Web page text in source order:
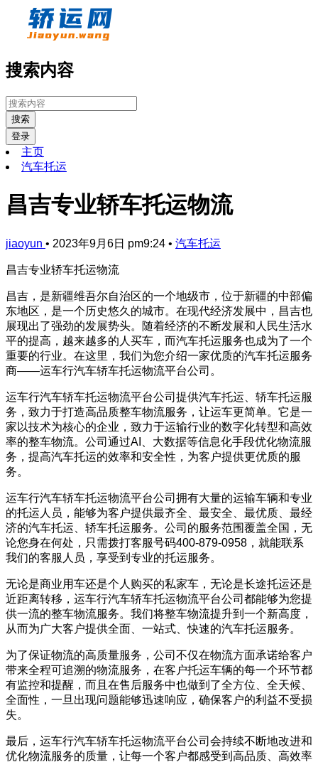
搜索内容
搜索
登录
主页
汽车托运
昌吉专业轿车托运物流
jiaoyun • 2023年9月6日 pm9:24 • 汽车托运
昌吉专业轿车托运物流
昌吉，是新疆维吾尔自治区的一个地级市，位于新疆的中部偏
东地区，是一个历史悠久的城市。在现代经济发展中，昌吉也
展现出了强劲的发展势头。随着经济的不断发展和人民生活水
平的提高，越来越多的人买车，而汽车托运服务也成为了一个
重要的行业。在这里，我们为您介绍一家优质的汽车托运服务
商——运车行汽车轿车托运物流平台公司。
运车行汽车轿车托运物流平台公司提供汽车托运、轿车托运服
务，致力于打造高品质整车物流服务，让运车更简单。它是一
家以技术为核心的企业，致力于运输行业的数字化转型和高效
率的整车物流。公司通过AI、大数据等信息化手段优化物流服
务，提高汽车托运的效率和安全性，为客户提供更优质的服
务。
运车行汽车轿车托运物流平台公司拥有大量的运输车辆和专业
的托运人员，能够为客户提供最齐全、最安全、最优质、最经
济的汽车托运、轿车托运服务。公司的服务范围覆盖全国，无
论您身在何处，只需拨打客服号码400-879-0958，就能联系
我们的客服人员，享受到专业的托运服务。
无论是商业用车还是个人购买的私家车，无论是长途托运还是
近距离转移，运车行汽车轿车托运物流平台公司都能够为您提
供一流的整车物流服务。我们将整车物流提升到一个新高度，
从而为广大客户提供全面、一站式、快速的汽车托运服务。
为了保证物流的高质量服务，公司不仅在物流方面承诺给客户
带来全程可追溯的物流服务，在客户托运车辆的每一个环节都
有监控和提醒，而且在售后服务中也做到了全方位、全天候、
全面性，一旦出现问题能够迅速响应，确保客户的利益不受损
失。
最后，运车行汽车轿车托运物流平台公司会持续不断地改进和
优化物流服务的质量，让每一个客户都感受到高品质、高效率